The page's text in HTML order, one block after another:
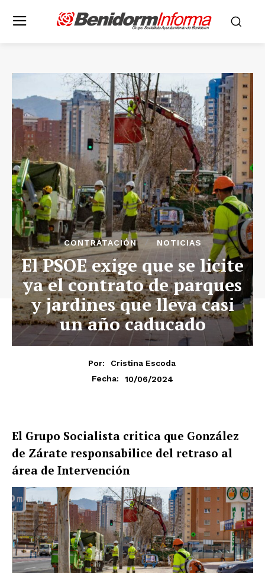
CONTRATACIÓN NOTICIAS
El PSOE exige que se licite
ya el contrato de parques
y jardines que lleva casi
un año caducado
Por:
Cristina Escoda
Fecha:
10/06/2024
El Grupo Socialista critica que González
de Zárate responsabilice del retraso al
área de Intervención